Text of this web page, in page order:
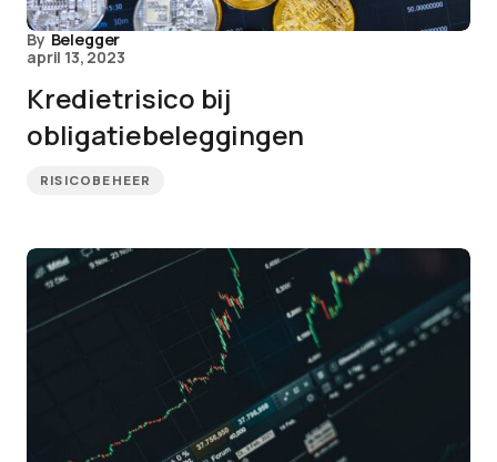
By Belegger
april 13, 2023
Kredietrisico bij
obligatiebeleggingen
RISICOBEHEER